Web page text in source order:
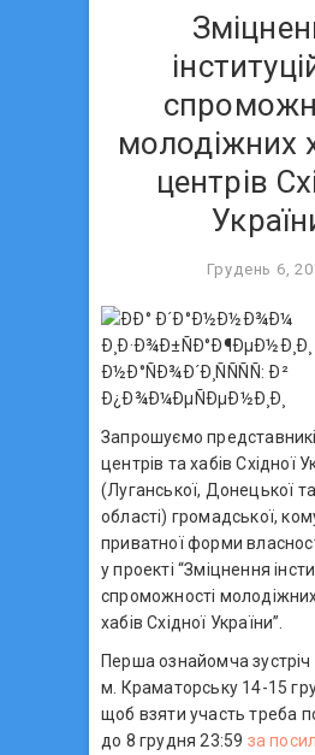
молодіжних
центрів
Грудень 6,
Запрошуємо
центрів та хабів Східної
(Луганської, Донецької
області) громадської,
приватної форми вл
у проекті “Зміцнення
спроможності
хабів Східної України”.
Перша ознайомча зустріч
м. Краматорську 14-15
щоб взяти участь треба
до 8 грудня 23:59 за